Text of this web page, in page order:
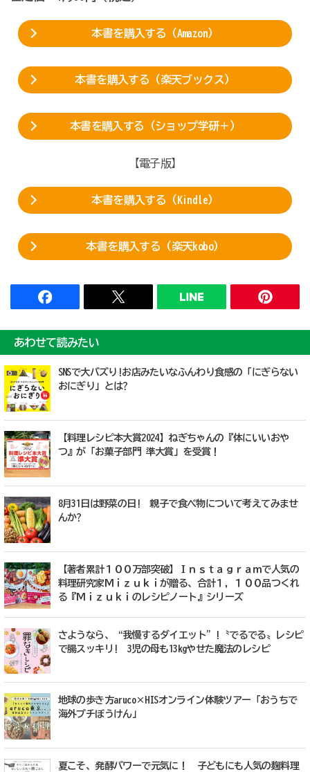
本書を購入する（Amazon）
本書を購入する（楽天ブックス）
本書を購入する（ショップ学研＋）
【電子版】
本書を購入する（Kindle）
本書を購入する（楽天kobo）
あわせて読みたい
SNSで大バズり!お店みたいなふんわり食感の「にぎらない
おにぎり」とは?
【料理レシピ本大賞2024】ねぎちゃんの『体にいいおや
つ』が「お菓子部門 準大賞」を受賞！
8月31日は野菜の日! 親子で食べ物について考えてみませ
んか?
【著者累計１００万部突破】Ｉｎｓｔａｇｒａｍで人気の
料理研究家Ｍｉｚｕｋｉが贈る、合計１，１００品つくれ
る『Ｍｉｚｕｋｉのレシピノート』シリーズ
さようなら、“我慢するダイエット”!〝でるでる〟レシピ
で腸スッキリ! 3児の母も13kgやせた魔法のレシピ
地球の歩き方aruco×HISオンライン体験ツアー「おうちで
海外プチぼうけん」
夏こそ、発酵パワーで元気に！ 子どもにも人気の麹料理